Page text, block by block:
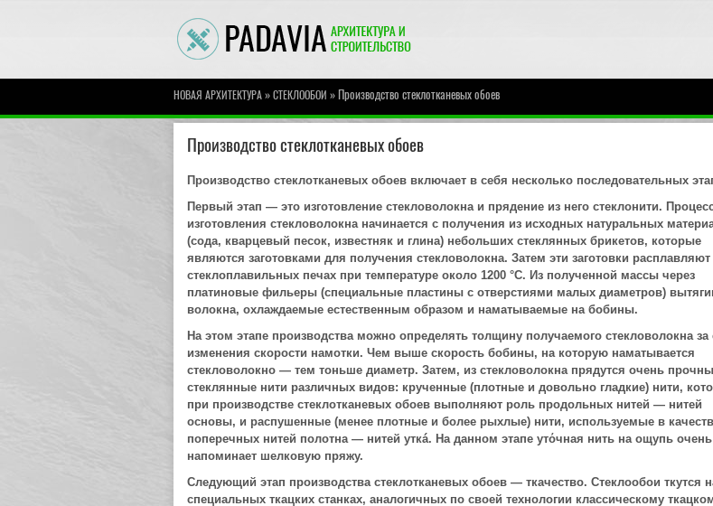
НОВАЯ АРХИТЕКТУРА»СТЕКЛООБОИ » Производство стеклотканевых обоев
Производство стеклотканевых обоев
Производство стеклотканевых обоев включает в себя несколько последовательных
Первый этап — это изготовление стекловолокна и прядение из него стеклонити.
изготовления стекловолокна начинается с получения из исходных натуральных
(сода, кварцевый песок, известняк и глина) небольших стеклянных брикетов, которые
являются заготовками для получения стекловолокна. Затем эти заготовки расплавляют
стеклоплавильных печах при температуре около 1200 °C. Из полученной массы через
платиновые фильеры (специальные пластины с отверстиями малых диаметров)
волокна, охлаждаемые естественным образом и наматываемые на бобины.
На этом этапе производства можно определять толщину получаемого стекловолокна за
изменения скорости намотки. Чем выше скорость бобины, на которую наматывается
стекловолокно — тем тоньше диаметр. Затем, из стекловолокна прядутся очень
стеклянные нити различных видов: крученные (плотные и довольно гладкие) нити,
при производстве стеклотканевых обоев выполняют роль продольных нитей — нитей
основы, и распушенные (менее плотные и более рыхлые) нити, используемые в
поперечных нитей полотна — нитей уткá. На данном этапе утόчная нить на ощупь очень
напоминает шелковую пряжу.
Следующий этап производства стеклотканевых обоев — ткачество. Стеклообои ткутся
специальных ткацких станках, аналогичных по своей технологии классическому